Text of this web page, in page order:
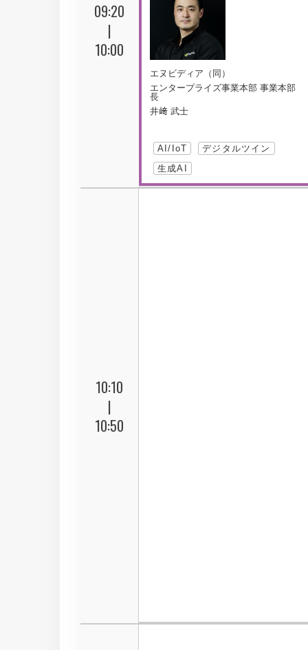
09:20
|
10:00
エヌビディア（同）
エンタープライズ事業本部 事業本部
長
井﨑 武士
AI/IoT
デジタルツイン
生成AI
10:10
|
10:50